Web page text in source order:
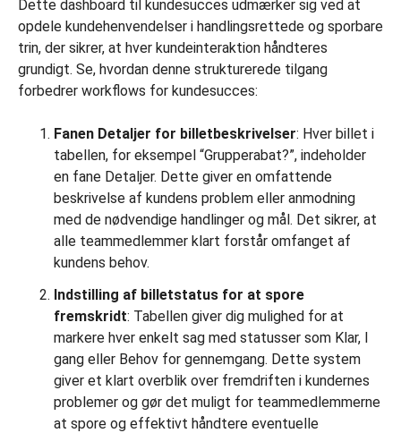
Dette dashboard til kundesucces udmærker sig ved at
opdele kundehenvendelser i handlingsrettede og sporbare
trin, der sikrer, at hver kundeinteraktion håndteres
grundigt. Se, hvordan denne strukturerede tilgang
forbedrer workflows for kundesucces:
Fanen Detaljer for billetbeskrivelser: Hver billet i
tabellen, for eksempel “Grupperabat?”, indeholder
en fane Detaljer. Dette giver en omfattende
beskrivelse af kundens problem eller anmodning
med de nødvendige handlinger og mål. Det sikrer, at
alle teammedlemmer klart forstår omfanget af
kundens behov.
Indstilling af billetstatus for at spore
fremskridt: Tabellen giver dig mulighed for at
markere hver enkelt sag med statusser som Klar, I
gang eller Behov for gennemgang. Dette system
giver et klart overblik over fremdriften i kundernes
problemer og gør det muligt for teammedlemmerne
at spore og effektivt håndtere eventuelle